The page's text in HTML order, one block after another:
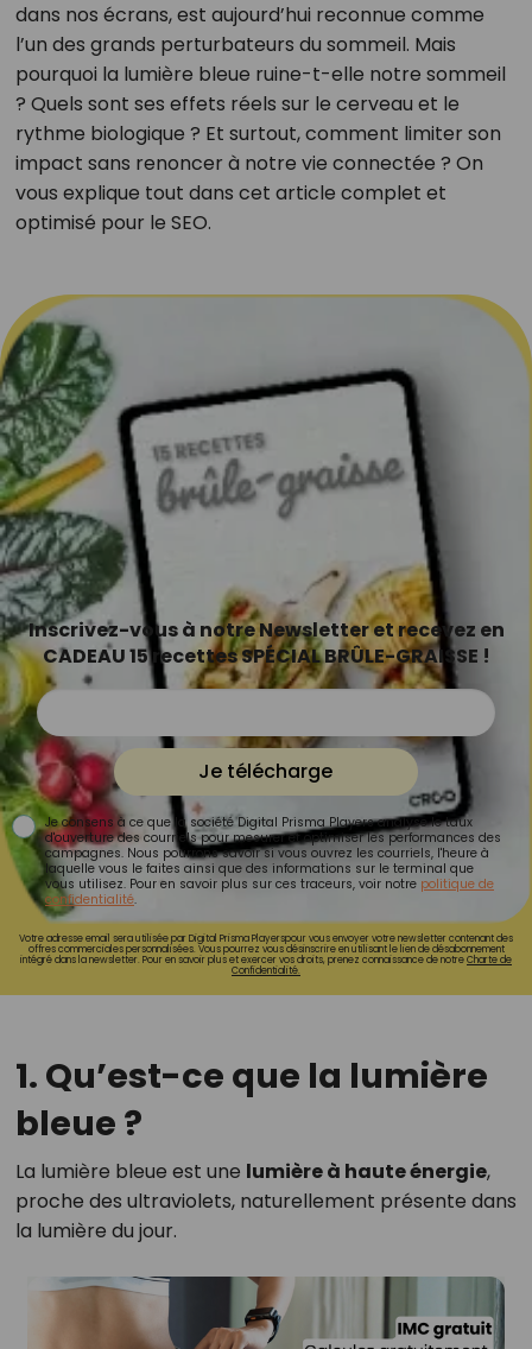
dans nos écrans, est aujourd’hui reconnue comme
l’un des grands perturbateurs du sommeil. Mais
pourquoi la lumière bleue ruine-t-elle notre sommeil
? Quels sont ses effets réels sur le cerveau et le
rythme biologique ? Et surtout, comment limiter son
impact sans renoncer à notre vie connectée ? On
vous explique tout dans cet article complet et
optimisé pour le SEO.
Inscrivez-vous à notre Newsletter et recevez en
CADEAU 15 recettes SPÉCIAL BRÛLE-GRAISSE !
Je télécharge
Je consens à ce que la société Digital Prisma Players analyse le taux
d'ouverture des courriels pour mesurer et optimiser les performances des
campagnes. Nous pourrons savoir si vous ouvrez les courriels, l'heure à
laquelle vous le faites ainsi que des informations sur le terminal que
vous utilisez. Pour en savoir plus sur ces traceurs, voir notre politique de
confidentialité.
Votre adresse email sera utilisée par Digital Prisma Playerspour vous envoyer votre newsletter contenant des
offres commerciales personnalisées. Vous pourrez vous désinscrire en utilisant le lien de désabonnement
intégré dans la newsletter. Pour en savoir plus et exercer vos droits, prenez connaissance de notreCharte de
Confidentialité.
1. Qu’est-ce que la lumière
bleue ?
La lumière bleue est une lumière à haute énergie,
proche des ultraviolets, naturellement présente dans
la lumière du jour.